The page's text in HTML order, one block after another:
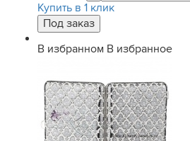
Купить в 1 клик
В избранном В избранное